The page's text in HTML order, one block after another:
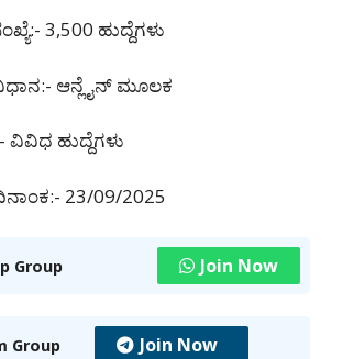
3,500 ಹುದ್ದೆಗಳು
ಆನ್ಲೈನ್ ಮೂಲಕ
ವಿವಿಧ ಹುದ್ದೆಗಳು
23/09/2025
Group Join Now
Group Join Now